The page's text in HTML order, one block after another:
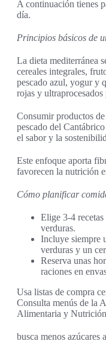
A continuación tienes
día.
Principios básicos de
La dieta mediterránea
cereales integrales,
pescado azul, yogur y
rojas y
Consumir productos
pescado del
el sabor y la
Este enfoque aporta
favorecen la nutrición
Cómo planificar
Elige 3-4 recetas
verduras.
Incluye siempre
verduras y un
Reserva unas
raciones en
Usa listas de compra
Consulta menús de la
Alimentaria y Nutrición
busca menos azúcares